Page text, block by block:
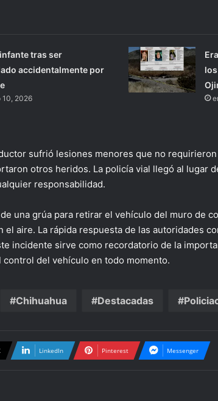
tras ser
accidentalmente por
10, 2026
sufrió lesiones menores que no
otros heridos. La policía vial llegó al lugar
responsabilidad.
una grúa para retirar el vehículo del muro de
el aire. La rápida respuesta de las autoridades
incidente sirve como recordatorio de la
del vehículo en todo momento.
Chihuahua Destacadas
LinkedIn Pinterest Messenger